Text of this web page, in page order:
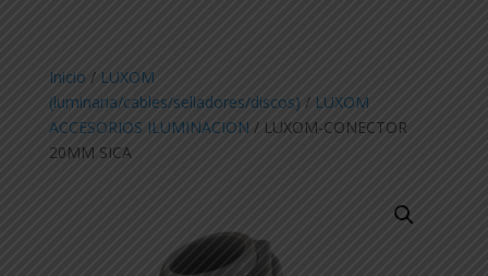
Inicio / LUXOM
(luminaria/cables/selladores/discos) / LUXOM
ACCESORIOS ILUMINACION / LUXOM-CONECTOR
20MM SICA